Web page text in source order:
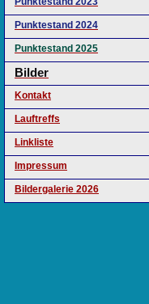
Punktestand 2024
Punktestand 2025
Bilder
Kontakt
Lauftreffs
Linkliste
Impressum
Bildergalerie 2026